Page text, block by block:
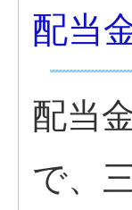
配当
配当
で、